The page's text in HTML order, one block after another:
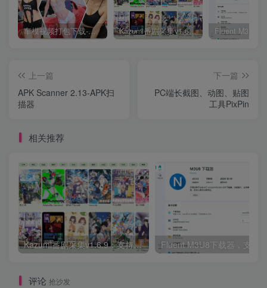
车模视频打包下载-高清无水印版 Kazumi番剧采集v1.6.9：支持自定义规则+在线观看+弹幕，跨平台下载
上一篇
APK Scanner 2.13-APK扫
描器
下一篇
PC端长截图、动图、贴图
工具PixPin
相关推荐
Kazumi番剧采集v1.6.9：支持自定义规则+在线观看+弹幕，跨平台下载 Fluent M3U8下载器，支持
评论 抢沙发